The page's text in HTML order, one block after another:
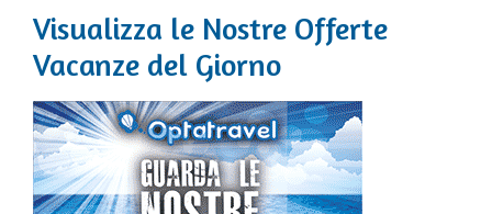
Visualizza le Nostre Offerte
Vacanze del Giorno